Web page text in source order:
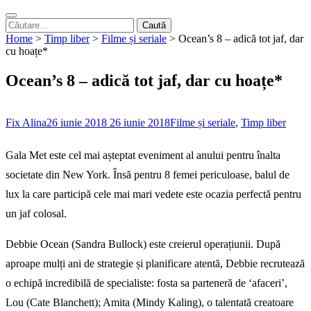
Caută
după:
Home > Timp liber> Filme și seriale > Ocean’s 8 – adică tot jaf, dar
cu hoațe*
Ocean’s 8 – adică tot jaf, dar cu hoațe*
Fix Alina26 iunie 2018 26 iunie 2018Filme și seriale, Timp liber
Gala Met este cel mai așteptat eveniment al anului pentru înalta
societate din New York. Însă pentru 8 femei periculoase, balul de
lux la care participă cele mai mari vedete este ocazia perfectă pentru
un jaf colosal.
Debbie Ocean (Sandra Bullock) este creierul operațiunii. După
aproape mulți ani de strategie și planificare atentă, Debbie recrutează
o echipă incredibilă de specialiste: fosta sa parteneră de ‘afaceri’,
Lou (Cate Blanchett); Amita (Mindy Kaling), o talentată creatoare